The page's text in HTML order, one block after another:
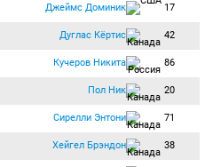
Джеймс Доминик 17
Дуглас Кёртис 42
Кучеров Никита 86
Пол Ник 20
Сирелли Энтони 71
Хейгел Брэндон 38